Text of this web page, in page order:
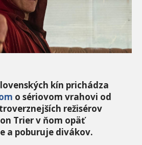
kín prichádza
o sériovom vrahovi od
režisérov
Trier v ňom opäť
a poburuje divákov.